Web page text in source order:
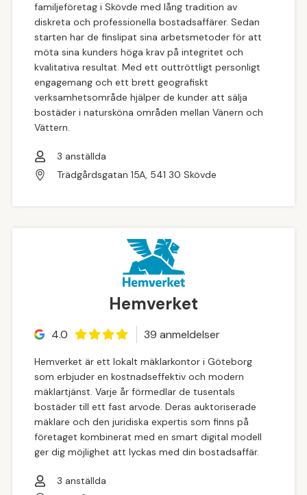
familjeföretag i Skövde med lång tradition av
diskreta och professionella bostadsaffärer. Sedan
starten har de finslipat sina arbetsmetoder för att
möta sina kunders höga krav på integritet och
kvalitativa resultat. Med ett outtröttligt personligt
engagemang och ett brett geografiskt
verksamhetsområde hjälper de kunder att sälja
bostäder i natursköna områden mellan Vänern och
Vättern.
3 anställda
Trädgårdsgatan 15A, 541 30 Skövde
Hemverket
4.0 39 anmeldelser
Hemverket är ett lokalt mäklarkontor i Göteborg
som erbjuder en kostnadseffektiv och modern
mäklartjänst. Varje år förmedlar de tusentals
bostäder till ett fast arvode. Deras auktoriserade
mäklare och den juridiska expertis som finns på
företaget kombinerat med en smart digital modell
ger dig möjlighet att lyckas med din bostadsaffär.
3 anställda